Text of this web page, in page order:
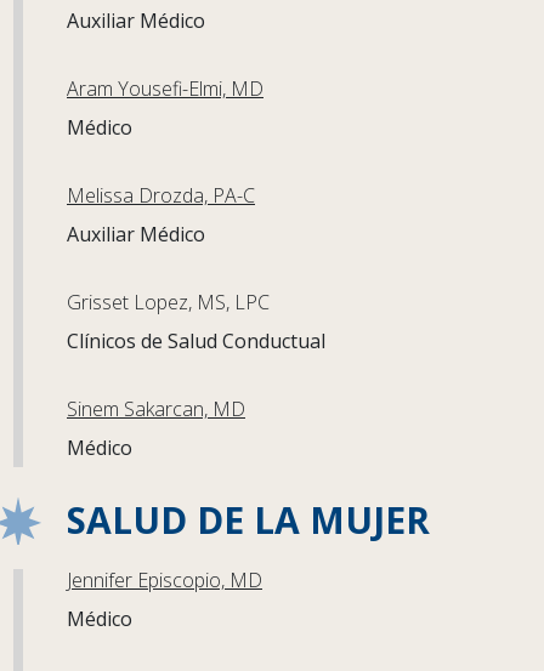
Auxiliar Médico
Aram Yousefi-Elmi, MD
Médico
Melissa Drozda, PA-C
Auxiliar Médico
Grisset Lopez, MS, LPC
Clínicos de Salud Conductual
Sinem Sakarcan, MD
Médico
SALUD DE LA MUJER
Jennifer Episcopio, MD
Médico